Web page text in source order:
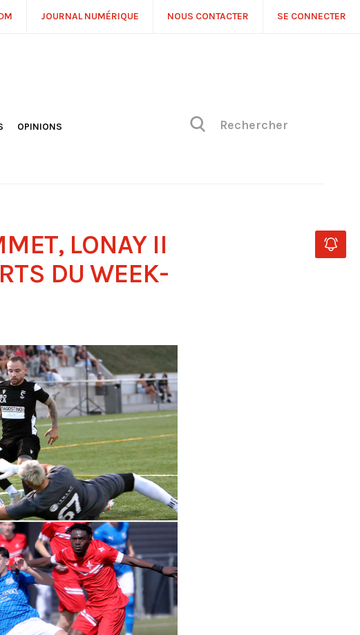
JOURNAL NUMÉRIQUE NOUS CONTACTER SE CONNECTER
OPINIONS
LONAY II
DU WEEK-